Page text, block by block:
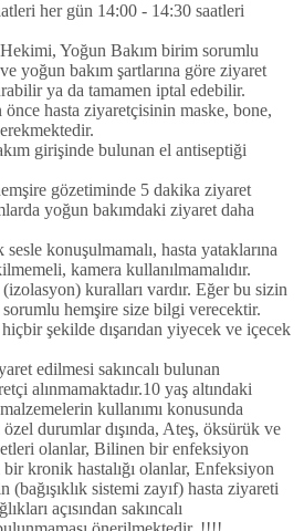
her gün 14:00 - 14:30 saatleri
Yoğun Bakım birim sorumlu
yoğun bakım şartlarına göre ziyaret
ya da tamamen iptal edebilir.
hasta ziyaretçisinin maske, bone,
girişinde bulunan el antiseptiği
gözetiminde 5 dakika ziyaret
yoğun bakımdaki ziyaret daha
sesle konuşulmamalı, hasta yataklarına
kamera kullanılmamalıdır.
kuralları vardır. Eğer bu sizin
hemşire size bilgi verecektir.
şekilde dışarıdan yiyecek ve içecek
edilmesi sakıncalı bulunan
alınmamaktadır.10 yaş altındaki
kullanımı konusunda
durumlar dışında, Ateş, öksürük ve
olanlar, Bilinen bir enfeksiyon
bir kronik hastalığı olanlar, Enfeksiyon
sistemi zayıf) hasta ziyareti
açısından sakıncalı